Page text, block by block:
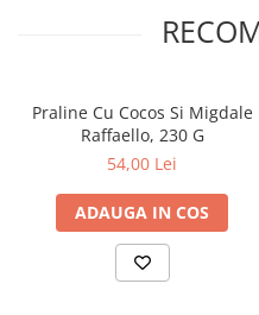
Praline Cu Cocos Si Migdale
Raffaello, 230 G
54,00 Lei
ADAUGA IN COS